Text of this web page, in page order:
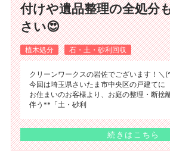
付けや遺品整理の全処分
さい😍
植木処分 石・土・砂利回収
クリーンワークスの岩佐でございます！＼
今回は埼玉県さいたま市中央区の戸建てに
お住まいのお客様より、お庭の整理・断捨
伴う**「土・砂利
続きはこちら